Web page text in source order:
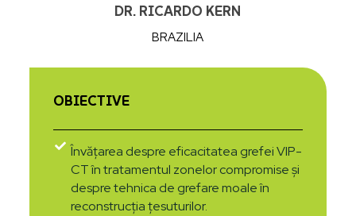
DR. RICARDO KERN
BRAZILIA
OBIECTIVE
Învățarea despre eficacitatea grefei VIP-
CT în tratamentul zonelor compromise și
despre tehnica de grefare moale în
reconstrucția țesuturilor.